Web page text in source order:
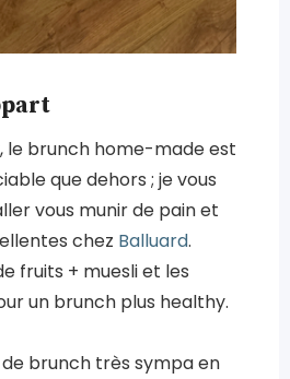
le brunch home-made est
que dehors ; je vous
vous munir de pain et
chez Balluard.
fruits + muesli et les
un brunch plus healthy.
de brunch très sympa en